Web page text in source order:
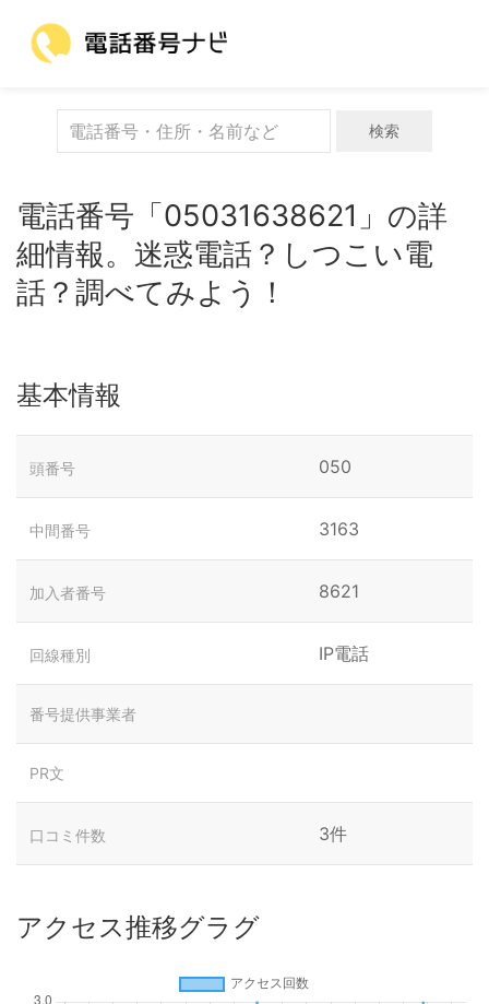
検索
電話番号「05031638621」の詳
細情報。迷惑電話？しつこい電
話？調べてみよう！
基本情報
頭番号 050
中間番号 3163
加入者番号 8621
回線種別 IP電話
番号提供事業者
PR文
口コミ件数 3件
アクセス推移グラグ